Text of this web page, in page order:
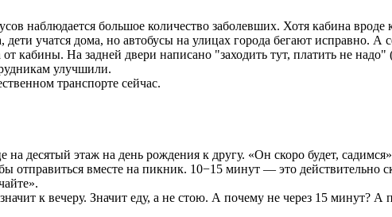
наблюдается большое количество заболевших. Хотя кабина вроде
учатся дома, но автобусы на улицах города бегают исправно. А
кабины. На задней двери написано "заходить тут, платить не
улучшили.
транспорте сейчас.
десятый этаж на день рождения к другу. «Он скоро будет,
вместе на пикник. 10−15 минут — это действительно
к вечеру. Значит еду, а не стою. А почему не через 15 минут? А